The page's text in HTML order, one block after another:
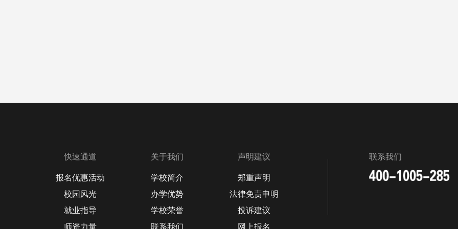
快速通道
报名优惠活动
校园风光
就业指导
师资力量
关于我们
学校简介
办学优势
学校荣誉
联系我们
声明建议
郑重声明
法律免责申明
投诉建议
网上报名
联系我们